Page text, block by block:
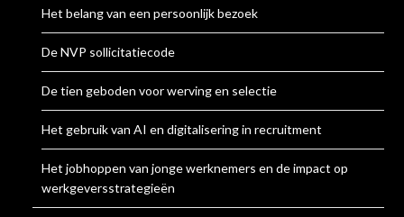
Het belang van een persoonlijk bezoek
De NVP sollicitatiecode
De tien geboden voor werving en selectie
Het gebruik van AI en digitalisering in recruitment
Het jobhoppen van jonge werknemers en de impact op
werkgeversstrategieën